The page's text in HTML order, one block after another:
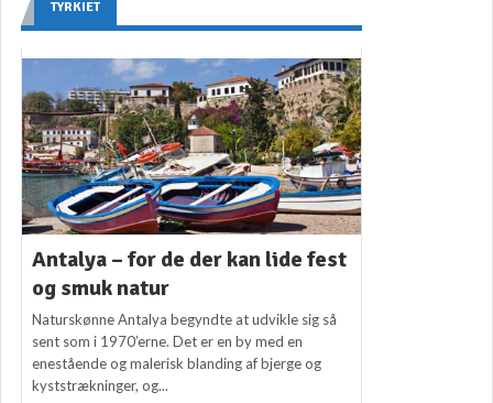
TYRKIET
Antalya – for de der kan lide fest
og smuk natur
Naturskønne Antalya begyndte at udvikle sig så
sent som i 1970’erne. Det er en by med en
enestående og malerisk blanding af bjerge og
kyststrækninger, og...